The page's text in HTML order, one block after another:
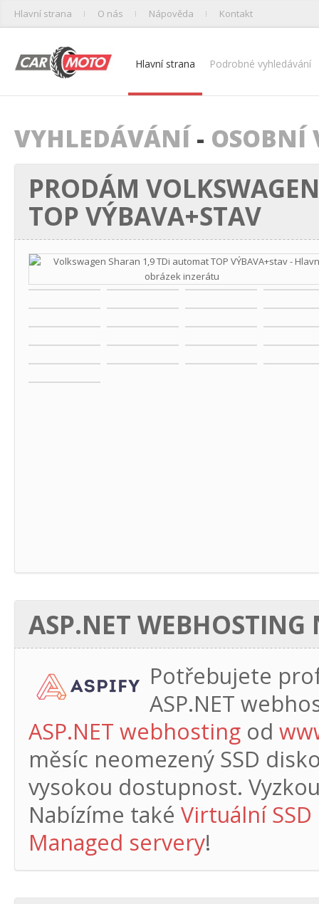
Hlavní strana O nás Nápověda Kontakt
Hlavní strana Podrobné vyhledávání
VYHLEDÁVÁNÍ - OSOBNÍ
PRODÁM
TOP VÝBAVA+STAV
ASP.NET WEBHOSTING
Potřebujete
ASP.NET
ASP.NET webhosting od
měsíc neomezený SSD
vysokou dostupnost.
Nabízíme také Virtuální
Managed servery!